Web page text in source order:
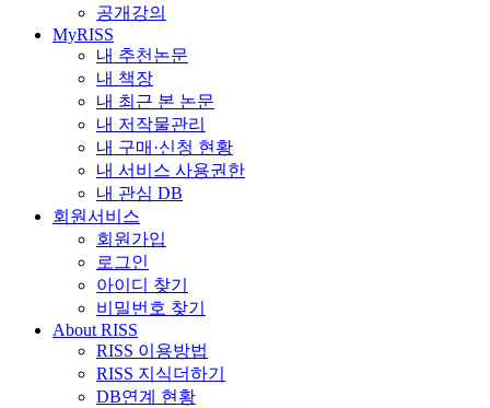
공개강의
MyRISS
내 추천논문
내 책장
내 최근 본 논문
내 저작물관리
내 구매·신청 현황
내 서비스 사용권한
내 관심 DB
회원서비스
회원가입
로그인
아이디 찾기
비밀번호 찾기
About RISS
RISS 이용방법
RISS 지식더하기
DB연계 현황